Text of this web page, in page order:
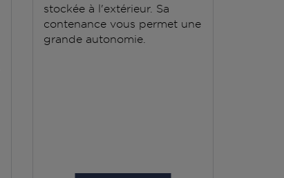
stockée à l'extérieur. Sa
contenance vous permet une
grande autonomie.